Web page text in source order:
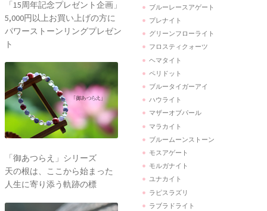
「15周年記念プレゼント企画」
5,000円以上お買い上げの方に
パワーストーンリングプレゼン
ト
「御あつらえ」シリーズ
天の根は、ここから始まった
人生に寄り添う軌跡の標
ブルーレースアゲート
プレナイト
グリーンフローライト
フロスティクォーツ
ヘマタイト
ペリドット
ブルータイガーアイ
ハウライト
マザーオブパール
マラカイト
ブルームーンストーン
モスアゲート
モルガナイト
ユナカイト
ラピスラズリ
ラブラドライト